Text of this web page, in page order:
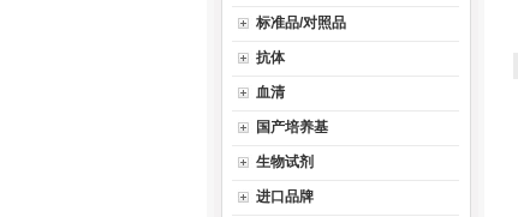
标准品/对照品
抗体
血清
国产培养基
生物试剂
进口品牌